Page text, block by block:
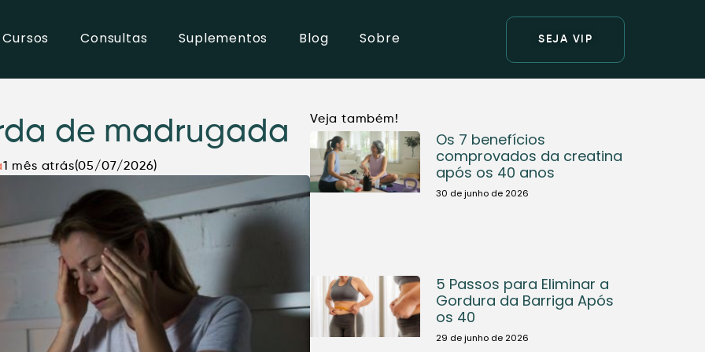
Cursos Consultas Suplementos Blog Sobre SEJA VIP
de madrugada
1 mês atrás(05/07/2026)
Veja também!
Os 7 benefícios
comprovados da creatina
após os 40 anos
30 de junho de 2026
5 Passos para Eliminar a
Gordura da Barriga Após
os 40
29 de junho de 2026